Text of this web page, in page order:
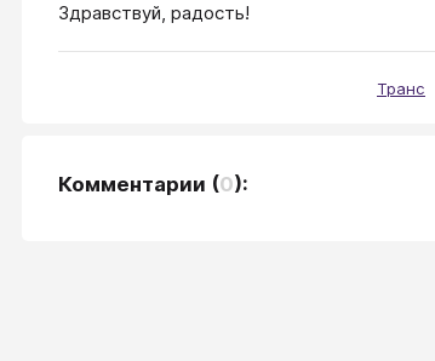
Здравствуй, радость!
Транс
Комментарии (0):